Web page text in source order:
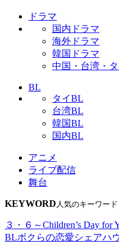
ドラマ
国内ドラマ
海外ドラマ
韓国ドラマ
中国・台湾・
BL
タイBL
台湾BL
韓国BL
国内BL
アニメ
ライブ配信
舞台
KEYWORD 人気のキーワード
３・６～Children’s Day for
BLボクらの恋愛シェアハ